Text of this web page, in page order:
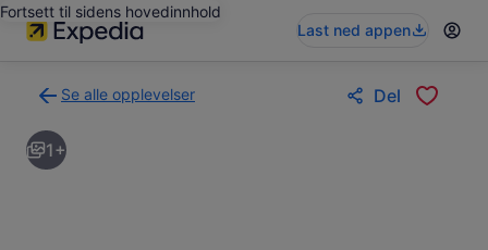
Fortsett til sidens hovedinnhold
Last ned appen
Se alle opplevelser
til
søkeresultatsiden
med
Del
1+